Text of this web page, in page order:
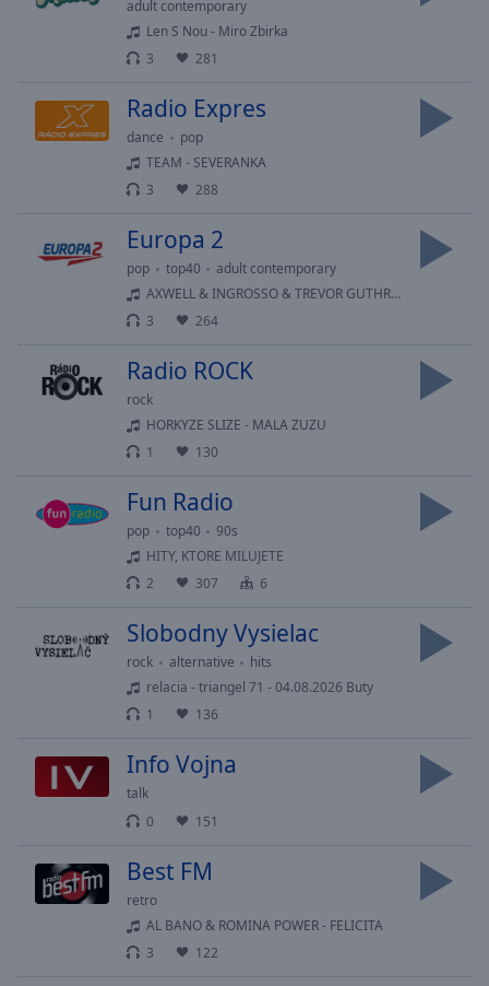
Subtitles
subtitles
settings
selected
Picture
Fullscreen
window.
window.
Escape
close
Color
adult contemporary
Len S Nou - Miro Zbirka
3
281
Radio Expres
dance
pop
TEAM - SEVERANKA
3
288
Europa 2
pop top40
adult contemporary
AXWELL & INGROSSO & TREVOR GUTHRIE - DREAMER
3
264
Radio ROCK
rock
HORKYZE SLIZE - MALA ZUZU
1
130
Fun Radio
pop top40
90s
HITY, KTORE MILUJETE
2
307 6
Slobodny Vysielac
rock alternative
hits
relacia - triangel 71 - 04.08.2026 Buty
1
136
Info Vojna
talk
0
151
Best FM
retro
AL BANO & ROMINA POWER - FELICITA
3
122